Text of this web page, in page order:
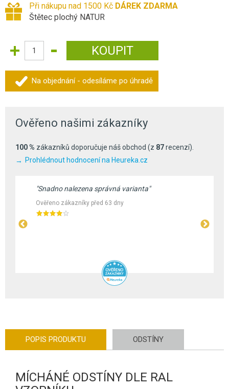
Při nákupu nad 1500 Kč DÁREK ZDARMA
Štětec plochý NATUR
Na objednání - odesíláme po úhradě
Ověřeno našimi zákazníky
100 % zákazníků doporučuje náš obchod (z 87recenzí).
Prohlédnout hodnocení na Heureka.cz
"Snadno nalezena správná varianta"
Ověřeno zákazníky před 63 dny
POPIS PRODUKTU ODSTÍNY
MÍCHÁNÉ ODSTÍNY DLE RAL